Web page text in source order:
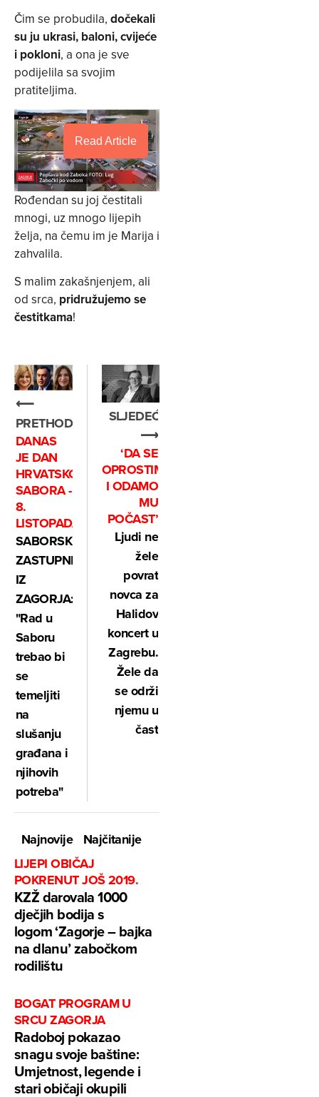
Čim se probudila, dočekali
su ju ukrasi, baloni, cvijeće
i pokloni, a ona je sve
podijelila sa svojim
pratiteljima.
Read Article
Rođendan su joj čestitali
mnogi, uz mnogo lijepih
želja, na čemu im je Marija i
zahvalila.
S malim zakašnjenjem, ali
od srca, pridružujemo se
čestitkama!
⟵
PRETHODNO
DANAS
JE DAN
HRVATSKOG
SABORA -
8.
LISTOPADA
SABORSKI
ZASTUPNICI
IZ
ZAGORJA:
"Rad u
Saboru
trebao bi
se
temeljiti
na
slušanju
građana i
njihovih
potreba"
SLJEDEĆE
⟶
‘DA SE
OPROSTIMO
I ODAMO
MU
POČAST’
Ljudi ne
žele
povrat
novca za
Halidov
koncert u
Zagrebu.
Žele da
se održi
njemu u
čast
Najnovije
Najčitanije
LIJEPI OBIČAJ
POKRENUT JOŠ 2019.
KZŽ darovala 1000
dječjih bodija s
logom ‘Zagorje – bajka
na dlanu’ zabočkom
rodilištu
BOGAT PROGRAM U
SRCU ZAGORJA
Radoboj pokazao
snagu svoje baštine:
Umjetnost, legende i
stari običaji okupili